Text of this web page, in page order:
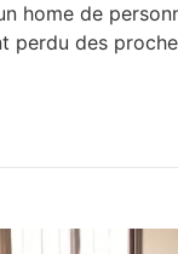
home de
perdu des